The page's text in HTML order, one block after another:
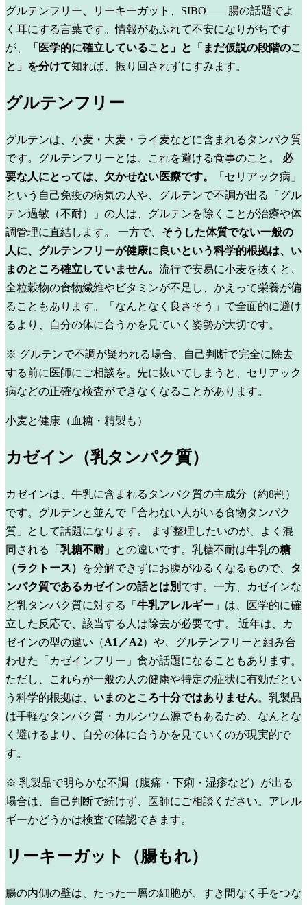
グルテンフリー、リーキーガット、SIBO——腸の話題でよ
く耳にする言葉です。情報があふれて不安になりがちです
が、
「医学的に確立していること」と「まだ仮説の段階のこ
と」を分けて知れば、振り回されずにすみます。
グルテンフリー
グルテンは、小麦・大麦・ライ麦などに含まれるタンパク質
です。グルテンフリーとは、これを避ける食事のこと。
必
要な人にとっては、欠かせない医療です。
「セリアック病」
という自己免疫の病気の人や、グルテンで不調が出る「グル
テン過敏（不耐）」の人は、グルテンを除くことが治療や体
調管理に直結します。
一方で、 そうした体質でない一般の
人に、グルテンフリーが健康に良いという科学的根拠は、い
まのところ確立していません。 流行で安易に小麦を抜くと、
全粒穀物の食物繊維やビタミンが不足し、かえって栄養が偏
ることもあります。「なんとなく良さそう」で全面的に避け
るより、自分の体に合うかを見ていく姿勢が大切です。
※ グルテンで不調が疑われる場合、自己判断で完全に除去
する前に医師にご相談を。先に抜いてしまうと、セリアック
病などの正確な検査ができなくなることがあります。
小麦と健康（血糖・精製も）
カゼイン（乳タンパク質）
カゼインは、牛乳に含まれるタンパク質の主成分（約8割）
です。グルテンと並んで「合わない人がいる食物タンパク
質」として話題になります。
まず整理したいのが、よく混
同される「 乳糖不耐 」との違いです。乳糖不耐は牛乳の糖
（ラクトース）
を分解できずにお腹がゆるくなるもので、 タ
ンパク質であるカゼインの話とは別 です。一方、カゼインな
ど乳タンパク質に対する「 牛乳アレルギー 」は、医学的に確
立した反応で、該当する人は除去が必要です。
近年は、カ
ゼインの型の違い（A1／A2）や、グルテンフリーと組み合
わせた「カゼインフリー」食が話題になることもあります。
ただし、これらが一般の人の健康や特定の症状に有効だとい
う科学的根拠は、 いまのところ十分ではありません。乳製品
は手軽なタンパク質・カルシウム源でもあるため、なんとな
く避けるより、自分の体に合うかを見ていくのが現実的で
す。
※ 乳製品で明らかな不調（腹痛・下痢・湿疹など）が出る
場合は、自己判断で続けず、医師にご相談ください。アレル
ギーかどうかは検査で確認できます。
リーキーガット（腸もれ）
腸の内側の壁は、たった一層の細胞が、すき間なく手をつな